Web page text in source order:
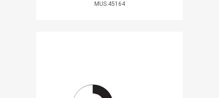
MUS.45164